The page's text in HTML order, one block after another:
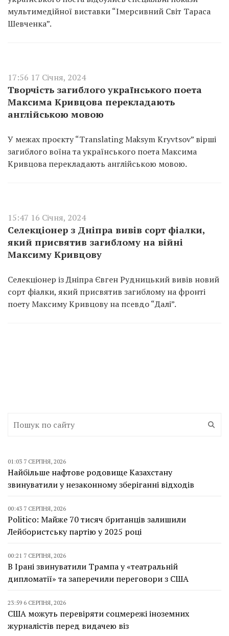
мультимедійної виставки “Імерсивний Світ Тараса
Шевченка”.
17:56 17 Січня, 2024
Творчість загиблого українського поета
Максима Кривцова перекладають
англійською мовою
У межах проєкту “Translating Maksym Kryvtsov” вірші
загиблого воїна та українського поета Максима
Кривцова перекладають англійською мовою.
15:47 16 Січня, 2024
Селекціонер з Дніпра вивів сорт фіалки,
який присвятив загиблому на війні
Максиму Кривцову
Селекціонер із Дніпра Євген Рудницький вивів новий
сорт фіалки, який присвятив загиблому на фронті
поету Максиму Кривцову на псевдо “Далі”.
01:03 7 СЕРПНЯ, 2026
Найбільше нафтове родовище Казахстану
звинуватили у незаконному зберіганні відходів
00:43 7 СЕРПНЯ, 2026
Politico: Майже 70 тисяч британців залишили
Лейбористську партію у 2025 році
00:21 7 СЕРПНЯ, 2026
В Ірані звинуватили Трампа у «театральній
дипломатії» та заперечили переговори з США
23:59 6 СЕРПНЯ, 2026
США можуть перевіряти соцмережі іноземних
журналістів перед видачею віз